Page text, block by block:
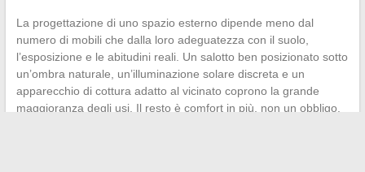
La progettazione di uno spazio esterno dipende meno dal
numero di mobili che dalla loro adeguatezza con il suolo,
l’esposizione e le abitudini reali. Un salotto ben posizionato sotto
un’ombra naturale, un’illuminazione solare discreta e un
apparecchio di cottura adatto al vicinato coprono la grande
maggioranza degli usi. Il resto è comfort in più, non un obbligo.